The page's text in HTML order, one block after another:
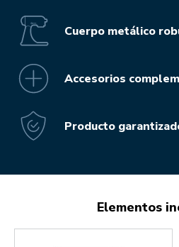
Cuerpo metálico
Accesorios
Producto
Elementos